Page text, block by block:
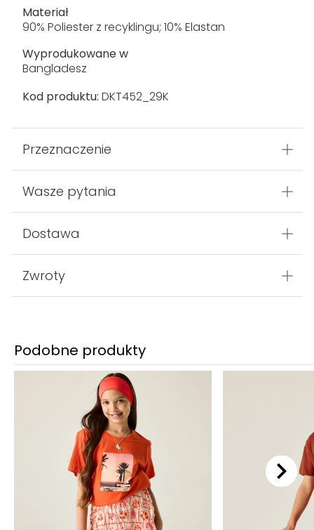
Materiał
90% Poliester z recyklingu; 10% Elastan
Wyprodukowane w
Bangladesz
Kod produktu: DKT452_29K
Przeznaczenie
Wasze pytania
Dostawa
Zwroty
Podobne produkty